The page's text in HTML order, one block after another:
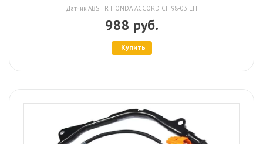
Датчик ABS FR HONDA ACCORD CF 98-03 LH
988 руб.
Купить